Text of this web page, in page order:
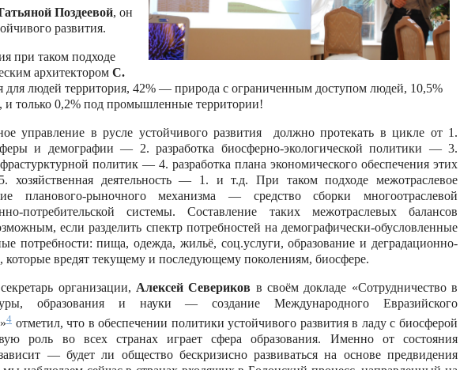
Поздеевой, он
развития.
при таком подходе
архитектором С.
для людей территория, 42% — природа с ограниченным доступом людей, 10,5%
и только 0,2% под промышленные территории!
управление в русле устойчивого развития должно протекать в цикле от 1.
и демографии — 2. разработка биосферно-экологической политики — 3.
политик — 4. разработка плана экономического обеспечения этих
деятельность — 1. и т.д. При таком подходе межотраслевое
планового-рыночного механизма — средство сборки многоотраслевой
потребительской системы. Составление таких межотраслевых балансов
если разделить спектр потребностей на демографически-обусловленные
потребности: пища, одежда, жильё, соц.услуги, образование и деградационно-
которые вредят текущему и последующему поколениям, биосфере.
организации, Алексей Севериков в своём докладе «Сотрудничество в
образования и науки — создание Международного Евразийского
4 отметил, что в обеспечении политики устойчивого развития в ладу с биосферой
роль во всех странах играет сфера образования. Именно от состояния
— будет ли общество бескризисно развиваться на основе предвидения